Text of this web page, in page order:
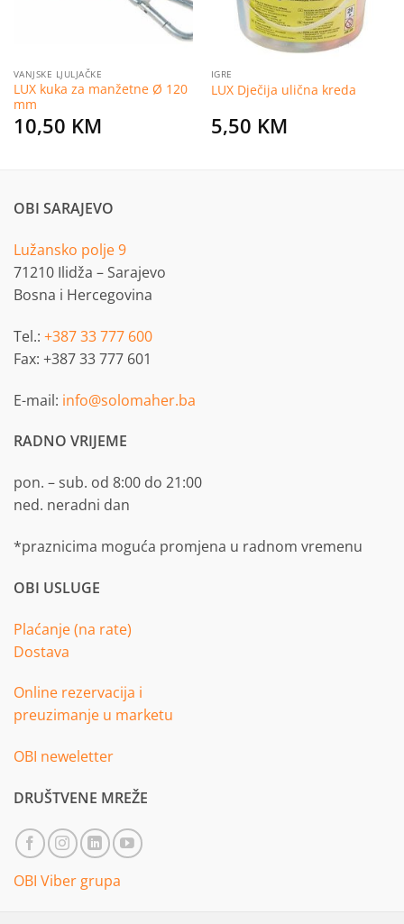
VANJSKE LJULJAČKE
LUX kuka za manžetne Ø 120
mm
10,50 KM
IGRE
LUX Dječija ulična kreda
5,50 KM
OBI SARAJEVO
Lužansko polje 9
71210 Ilidža – Sarajevo
Bosna i Hercegovina
Tel.: +387 33 777 600
Fax: +387 33 777 601
E-mail: info@solomaher.ba
RADNO VRIJEME
pon. – sub. od 8:00 do 21:00
ned. neradni dan
*praznicima moguća promjena u radnom vremenu
OBI USLUGE
Plaćanje (na rate)
Dostava
Online rezervacija i
preuzimanje u marketu
OBI neweletter
DRUŠTVENE MREŽE
OBI Viber grupa